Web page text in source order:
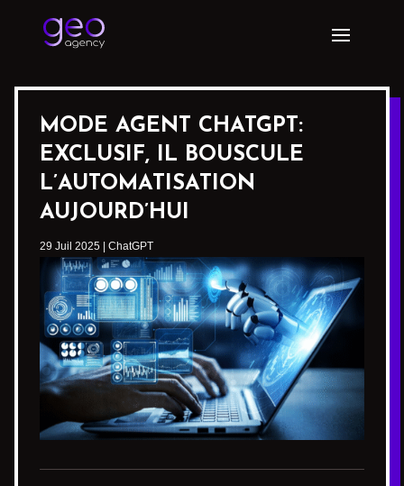
MODE AGENT CHATGPT:
EXCLUSIF, IL BOUSCULE
L’AUTOMATISATION
AUJOURD’HUI
29 Juil 2025 ChatGPT